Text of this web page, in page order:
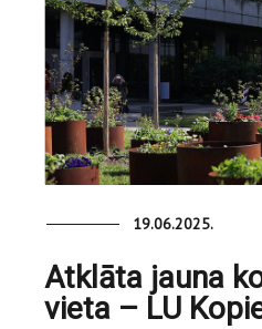
19.06.2025.
Atklāta jauna
vieta – LU